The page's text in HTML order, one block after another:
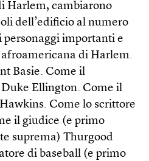
Harlem, cambiarono
dell’edificio al numero
personaggi importanti e
di Harlem.
Basie. Come il
Ellington. Come il
Come lo scrittore
il giudice (e primo
suprema) Thurgood
di baseball (e primo